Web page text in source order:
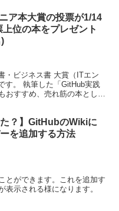
ア本大賞の投票が1/14
上位の本をプレゼント
・ビジネス書 大賞（ITエン
す。 執筆した「GitHub実践
おすすめ、売れ筋の本として
た？】GitHubのWikiに
を追加する方法
とができます。これを追加す
表示される様になります。